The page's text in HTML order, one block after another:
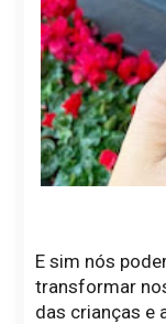
E sim nós
transformar
das crianças e